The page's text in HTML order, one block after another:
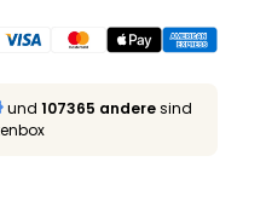
und 107365 anderesind